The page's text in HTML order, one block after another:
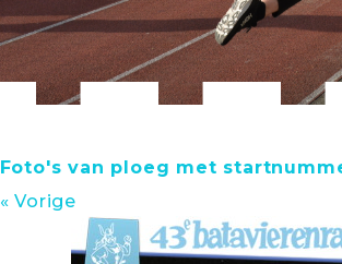
Foto's van ploeg met
« Vorige